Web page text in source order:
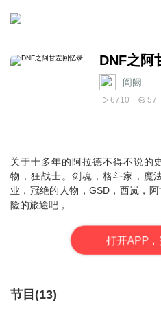
DNF之阿
阎阙
6710 57
关于十多年的阿拉德不得不说的
物，狂战士。剑魂，格斗家，魔
业，冠绝的人物，GSD，西岚，
险的旅途吧，
打开APP，
节目(13)